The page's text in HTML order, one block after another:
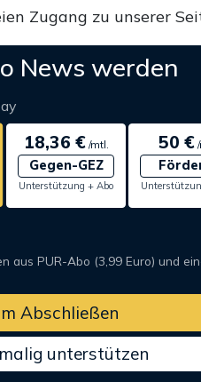
Zugang zu unserer
News werden
18,36 €/mtl.
Gegen-GEZ
Unterstützung + Abo
50 €
aus PUR-Abo (3,99 Euro) und
Abschließen
unterstützen